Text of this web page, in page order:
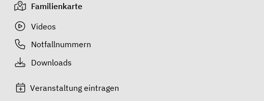
Familienkarte
Videos
Notfallnummern
Downloads
Veranstaltung eintragen